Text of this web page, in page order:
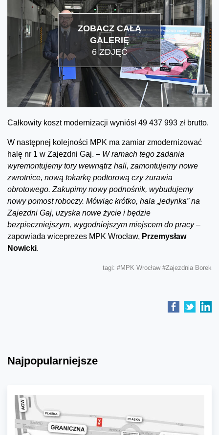
ZOBACZ CAŁĄ
GALERIĘ
6 ZDJĘĆ
Całkowity koszt modernizacji wyniósł 49 437 993 zł brutto.
W następnej kolejności MPK ma zamiar zmodernizować
halę nr 1 w Zajezdni Gaj. – W ramach tego zadania
wyremontujemy tory wewnątrz hali, zamontujemy nowe
zwrotnice, nową tokarkę podtorową czy żurawia
obrotowego. Zakupimy nowy podnośnik, wybudujemy
nowy pomost roboczy. Mówiąc krótko, hala „jedynka” na
Zajezdni Gaj, uzyska nowe życie i będzie
bezpieczniejszym, wygodniejszym miejscem do pracy –
zapowiada wiceprezes MPK Wrocław, Przemysław
Nowicki.
tagi: #MPK Wrocław #Zajezdnia Borek
Najpopularniejsze